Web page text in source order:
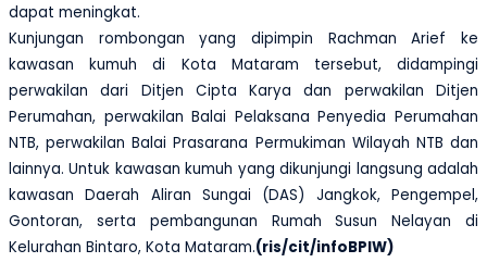
dapat meningkat.
Kunjungan rombongan yang dipimpin Rachman Arief ke
kawasan kumuh di Kota Mataram tersebut, didampingi
perwakilan dari Ditjen Cipta Karya dan perwakilan Ditjen
Perumahan, perwakilan Balai Pelaksana Penyedia Perumahan
NTB, perwakilan Balai Prasarana Permukiman Wilayah NTB dan
lainnya. Untuk kawasan kumuh yang dikunjungi langsung adalah
kawasan Daerah Aliran Sungai (DAS) Jangkok, Pengempel,
Gontoran, serta pembangunan Rumah Susun Nelayan di
Kelurahan Bintaro, Kota Mataram.(ris/cit/infoBPIW)